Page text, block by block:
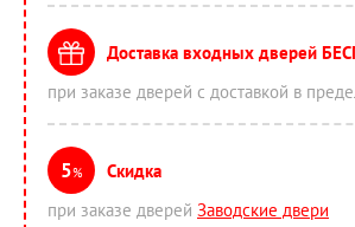
Доставка входных дверей
при заказе дверей с доставкой в
5%
Скидка
при заказе дверей Заводские двери